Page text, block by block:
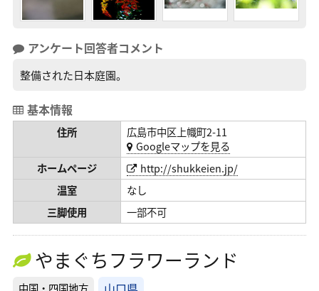
アンケート回答者コメント
整備された日本庭園。
基本情報
住所
広島市中区上幟町2-11
Googleマップを見る
ホームページ
http://shukkeien.jp/
温室
なし
三脚使用
一部不可
やまぐちフラワーランド